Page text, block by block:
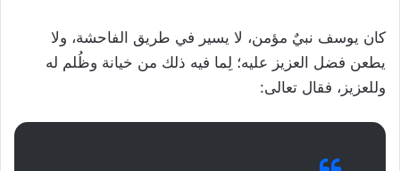
كان يوسف نبيٌ مؤمن، لا يسير في طريق الفاحشة، ولا
يطعن فضل العزيز عليه؛ لِما فيه ذلك من خيانة وظُلم له
وللعزيز، فقال تعالى: